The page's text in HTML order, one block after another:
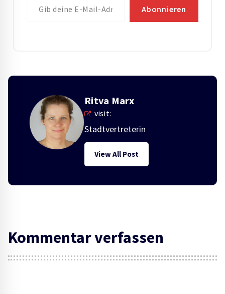
Abonnieren
Ritva Marx
visit:
Stadtvertreterin
View All Post
Kommentar verfassen